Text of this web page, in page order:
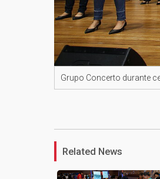
Grupo Concerto durante
Related News